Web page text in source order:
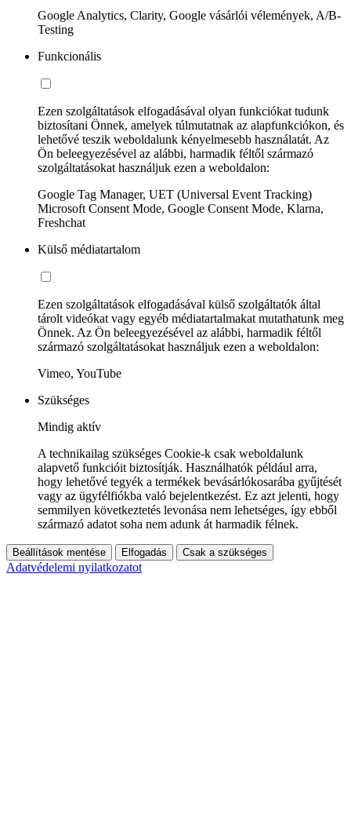
Google Analytics, Clarity, Google vásárlói vélemények, A/B-
Testing
Funkcionális
Ezen szolgáltatások elfogadásával olyan funkciókat tudunk
biztosítani Önnek, amelyek túlmutatnak az alapfunkciókon, és
lehetővé teszik weboldalunk kényelmesebb használatát. Az
Ön beleegyezésével az alábbi, harmadik féltől származó
szolgáltatásokat használjuk ezen a weboldalon:
Google Tag Manager, UET (Universal Event Tracking)
Microsoft Consent Mode, Google Consent Mode, Klarna,
Freshchat
Külső médiatartalom
Ezen szolgáltatások elfogadásával külső szolgáltatók által
tárolt videókat vagy egyéb médiatartalmakat mutathatunk meg
Önnek. Az Ön beleegyezésével az alábbi, harmadik féltől
származó szolgáltatásokat használjuk ezen a weboldalon:
Vimeo, YouTube
Szükséges
Mindig aktív
A technikailag szükséges Cookie-k csak weboldalunk
alapvető funkcióit biztosítják. Használhatók például arra,
hogy lehetővé tegyék a termékek bevásárlókosarába gyűjtését
vagy az ügyfélfiókba való bejelentkezést. Ez azt jelenti, hogy
semmilyen következtetés levonása nem lehetséges, így ebből
származó adatot soha nem adunk át harmadik félnek.
Beállítások mentése Elfogadás Csak a szükséges
Adatvédelemi nyilatkozatot